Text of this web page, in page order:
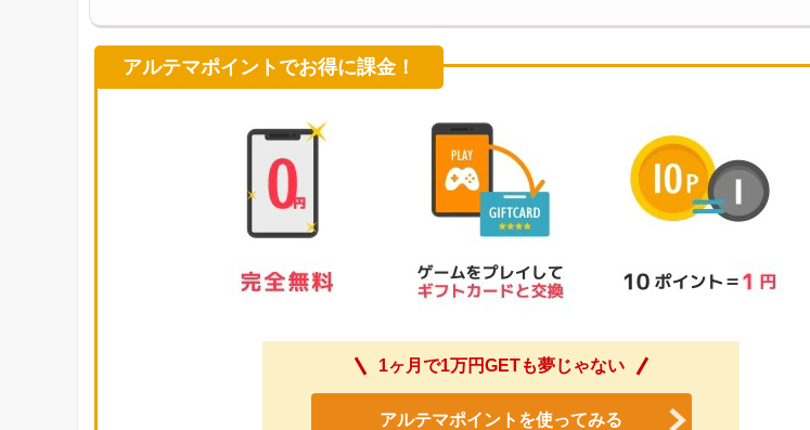
アルテマポイントでお得に課金！
1ヶ月で1万円GETも夢じゃない
アルテマポイントを使ってみる